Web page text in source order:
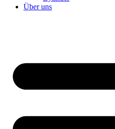
Über uns